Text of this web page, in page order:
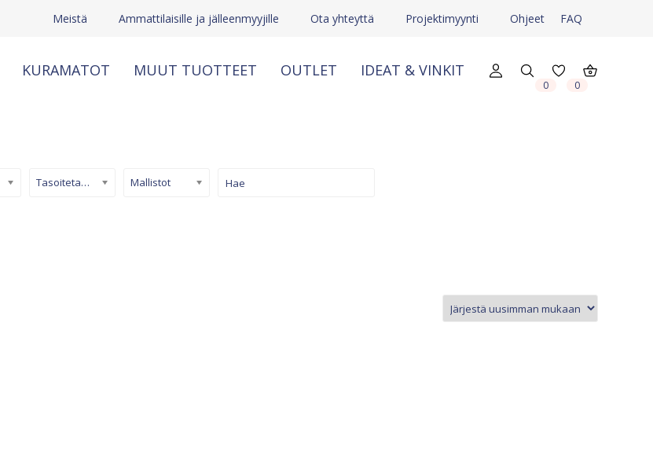
Meistä Ammattilaisille ja jälleenmyyjille Ota yhteyttä Projektimyynti Ohjeet FAQ
KURAMATOT MUUT TUOTTEET OUTLET IDEAT & VINKIT
0 0
Tasoitetapetti Mallistot